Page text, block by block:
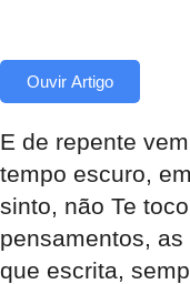
Ouvir Artigo
E de repente
tempo escuro,
sinto, não Te
pensamentos,
que escrita,